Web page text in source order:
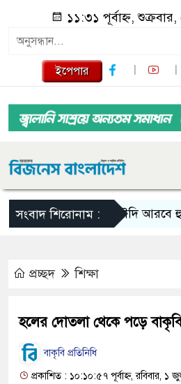
১১:৩১ পূর্বাহ্ন,
ইপেপার
সংবাদ শিরোনাম :সৌদি আরবে
প্রচ্ছদ শিক্ষা
হলের দোতলা থেকে পড়ে বাকৃবি
বাকৃবি প্রতিনিধি
প্রকাশিত : ১০:১০:৫৭ পূর্বাহ্ন, রবিবার, ১